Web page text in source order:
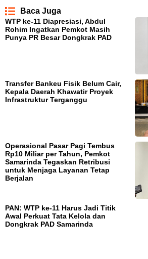
Baca Juga
WTP ke-11 Diapresiasi, Abdul
Rohim Ingatkan Pemkot Masih
Punya PR Besar Dongkrak PAD
Transfer Bankeu Fisik Belum Cair,
Kepala Daerah Khawatir Proyek
Infrastruktur Terganggu
Operasional Pasar Pagi Tembus
Rp10 Miliar per Tahun, Pemkot
Samarinda Tegaskan Retribusi
untuk Menjaga Layanan Tetap
Berjalan
PAN: WTP ke-11 Harus Jadi Titik
Awal Perkuat Tata Kelola dan
Dongkrak PAD Samarinda